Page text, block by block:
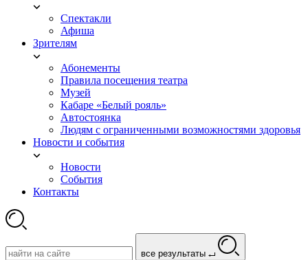
Спектакли
Афиша
Зрителям
Абонементы
Правила посещения театра
Музей
Кабаре «Белый рояль»
Автостоянка
Людям с ограниченными возможностями здоровья
Новости и события
Новости
События
Контакты
все результаты